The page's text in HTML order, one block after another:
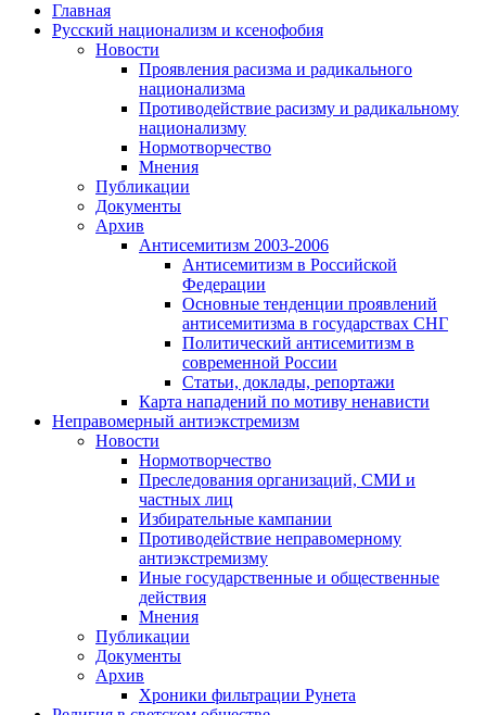
Главная
Русский национализм и ксенофобия
Новости
Проявления расизма и радикального
национализма
Противодействие расизму и радикальному
национализму
Нормотворчество
Мнения
Публикации
Документы
Архив
Антисемитизм 2003-2006
Антисемитизм в Российской
Федерации
Основные тенденции проявлений
антисемитизма в государствах СНГ
Политический антисемитизм в
современной России
Статьи, доклады, репортажи
Карта нападений по мотиву ненависти
Неправомерный антиэкстремизм
Новости
Нормотворчество
Преследования организаций, СМИ и
частных лиц
Избирательные кампании
Противодействие неправомерному
антиэкстремизму
Иные государственные и общественные
действия
Мнения
Публикации
Документы
Архив
Хроники фильтрации Рунета